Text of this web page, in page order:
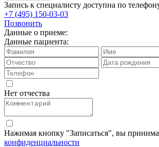
Запись к специалисту доступна по
+7 (495) 150-03-03
Позвонить
Данные о приеме:
Данные пациента:
Нет отчества
Нажимая кнопку "Записаться", вы
конфиденциальности